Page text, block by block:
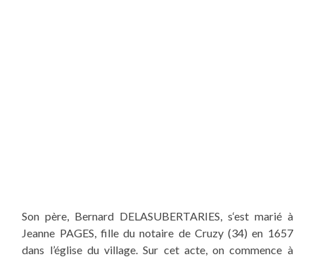
Son père, Bernard DELASUBERTARIES, s‘est marié à
Jeanne PAGES, fille du notaire de Cruzy (34) en 1657
dans l’église du village.Sur cet acte, on commence à